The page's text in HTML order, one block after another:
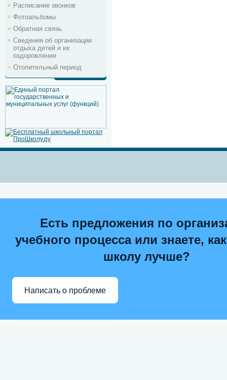
Расписание звонков
Фотоальбомы
Обратная связь
Сведения об организации
отдыха детей и их
оздоровлении
Отопительный период
Есть предложения по
учебного процесса или знаете,
школу лучше?
Написать о проблеме